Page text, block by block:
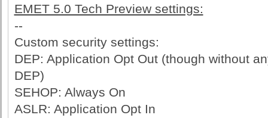
EMET 5.0 Tech Preview settings:
--
Custom security settings:
DEP: Application Opt Out (though without
DEP)
SEHOP: Always On
ASLR: Application Opt In